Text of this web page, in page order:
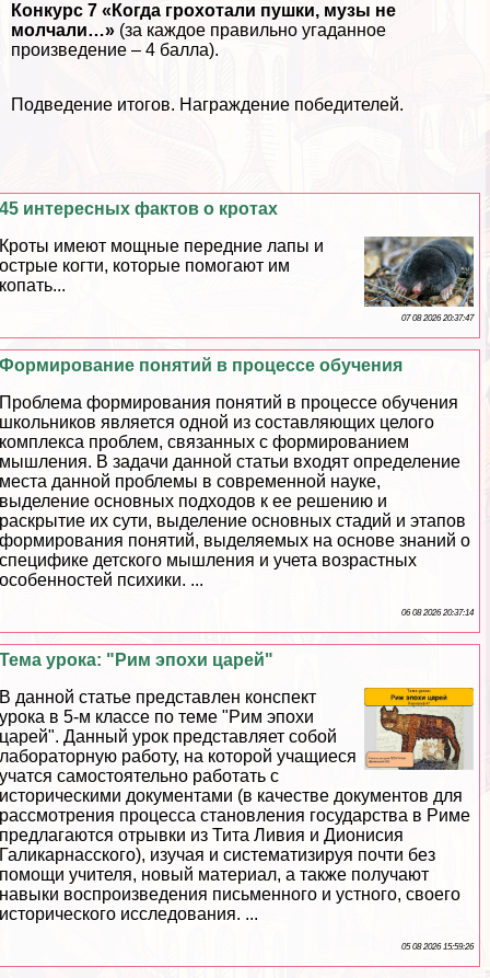
Конкурс 7 «Когда грохотали пушки, музы не
молчали…» (за каждое правильно угаданное
произведение – 4 балла).
Подведение итогов. Награждение победителей.
45 интересных фактов о кротах
Кроты имеют мощные передние лапы и
острые когти, которые помогают им
копать...
07 08 2026 20:37:47
Формирование понятий в процессе обучения
Проблема формирования понятий в процессе обучения
школьников является одной из составляющих целого
комплекса проблем, связанных с формированием
мышления. В задачи данной статьи входят определение
места данной проблемы в современной науке,
выделение основных подходов к ее решению и
раскрытие их сути, выделение основных стадий и этапов
формирования понятий, выделяемых на основе знаний о
специфике детского мышления и учета возрастных
особенностей психики. ...
06 08 2026 20:37:14
Тема урока: "Рим эпохи царей"
В данной статье представлен конспект
урока в 5-м классе по теме "Рим эпохи
царей". Данный урок представляет собой
лабораторную работу, на которой учащиеся
учатся самостоятельно работать с
историческими документами (в качестве документов для
рассмотрения процесса становления государства в Риме
предлагаются отрывки из Тита Ливия и Дионисия
Галикарнасского), изучая и систематизируя почти без
помощи учителя, новый материал, а также получают
навыки воспроизведения письменного и устного, своего
исторического исследования. ...
05 08 2026 15:59:26